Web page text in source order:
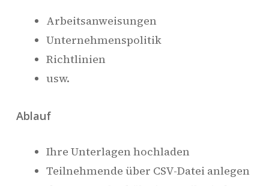
Arbeitsanweisungen
Unternehmenspolitik
Richtlinien
usw.
Ablauf
Ihre Unterlagen hochladen
Teilnehmende über CSV-Datei anlegen